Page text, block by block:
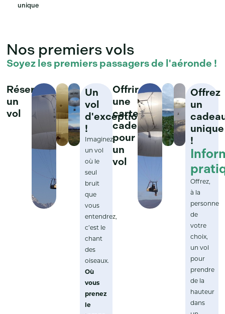
unique
Nos premiers vols
Soyez les premiers passagers de l'aéronde !
Réserver
un
vol
Un
vol
d'exception
!
Imaginez
un vol
où le
seul
bruit
que
vous
entendrez,
c’est le
chant
des
oiseaux.
Où
vous
prenez
le
Offrir
une
carte
cadeau
pour
un
vol
Offrez
un
unique
!
Offrez,
à la
personne
de
votre
choix,
un vol
pour
prendre
de la
hauteur
dans